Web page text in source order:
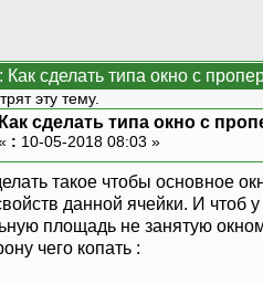
Как сделать типа окно с
эту тему.
Как сделать типа окно с
: 10-05-2018 08:03 »
такое чтобы основное
данной ячейки. И чтоб
площадь не занятую
чего копать :